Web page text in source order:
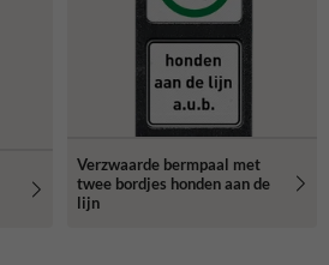
Verzwaarde bermpaal met
twee bordjes honden aan de
lijn